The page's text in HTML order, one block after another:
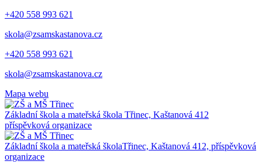
+420 558 993 621
skola@zsamskastanova.cz
+420 558 993 621
skola@zsamskastanova.cz
Mapa webu
Základní škola a mateřská škola Třinec, Kaštanová 412
příspěvková organizace
Základní škola a mateřská školaTřinec, Kaštanová 412, příspěvková
organizace